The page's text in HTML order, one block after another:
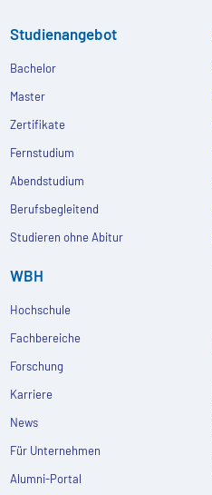
Studienangebot
Bachelor
Master
Zertifikate
Fernstudium
Abendstudium
Berufsbegleitend
Studieren ohne Abitur
WBH
Hochschule
Fachbereiche
Forschung
Karriere
News
Für Unternehmen
Alumni-Portal